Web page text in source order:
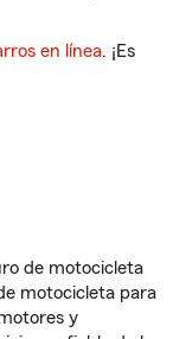
en línea. ¡Es
de motocicleta
motocicleta para
y